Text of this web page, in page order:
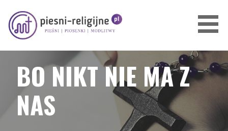
treści
PIOSENKI I PIEŚNI RELIGIJNE
BO NIKT NIE MA Z
NAS